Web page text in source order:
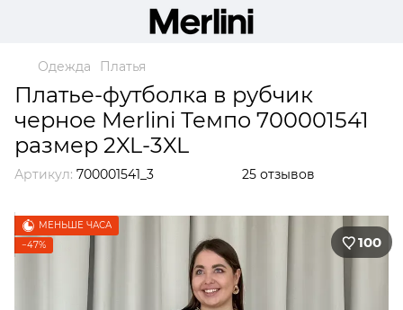
Одежда Платья
Платье-футболка в рубчик
черное Merlini Темпо 700001541
размер 2XL-3XL
Артикул: 700001541_3 25 отзывов
МЕНЬШЕ ЧАСА
−47%
100